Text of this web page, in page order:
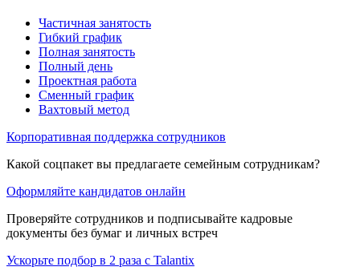
Частичная занятость
Гибкий график
Полная занятость
Полный день
Проектная работа
Сменный график
Вахтовый метод
Корпоративная поддержка сотрудников
Какой соцпакет вы предлагаете семейным сотрудникам?
Оформляйте кандидатов онлайн
Проверяйте сотрудников и подписывайте кадровые
документы без бумаг и личных встреч
Ускорьте подбор в 2 раза с Talantix